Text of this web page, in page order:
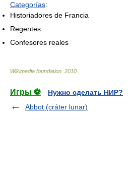
Categorías:
Historiadores de Francia
Regentes
Confesores reales
Wikimedia foundation 2010
Игры ⚽
Нужно сделать НИР?
Abbot (cráter lunar)